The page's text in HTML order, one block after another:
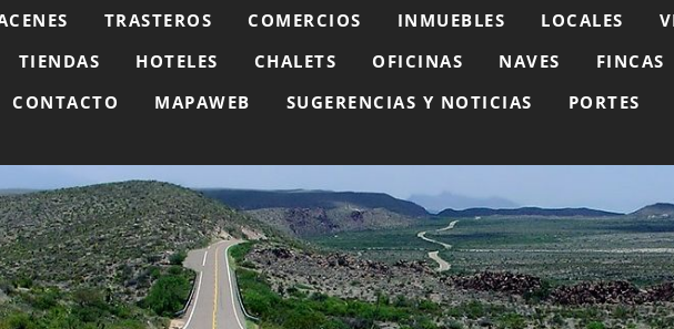
TRASTEROS COMERCIOS INMUEBLES LOCALES
TIENDAS HOTELES CHALETS OFICINAS NAVES
FINCAS
CONTACTO MAPAWEB SUGERENCIAS Y NOTICIAS PORTES